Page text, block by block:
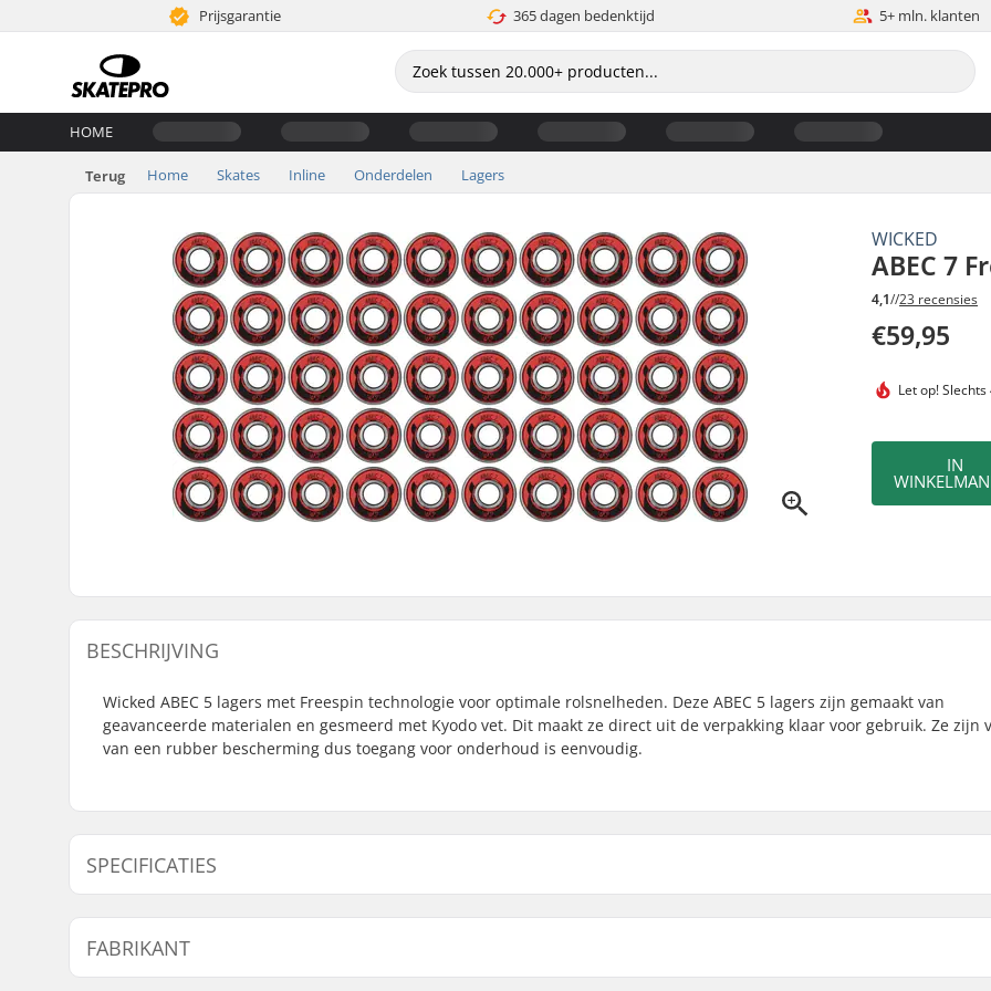
Prijsgarantie 365 dagen bedenktijd 5+ mln. klanten
HOME
Terug Home Skates Inline Onderdelen Lagers
WICKED
ABEC 7
4,1//23 recensies
€59,95
Let op!
IN
BESCHRIJVING
Wicked ABEC 5 lagers met Freespin technologie voor optimale rolsnelheden. Deze ABEC 5 lagers zijn gemaakt van
geavanceerde materialen en gesmeerd met Kyodo vet. Dit maakt ze direct uit de verpakking klaar voor gebruik. Ze zijn
van een rubber bescherming dus toegang voor onderhoud is eenvoudig.
SPECIFICATIES
Lagerprecisie:
ABEC-7
Lager type:
Smeermiddel:
Vet
Spacers:
Rubber Shield:
FABRIKANT